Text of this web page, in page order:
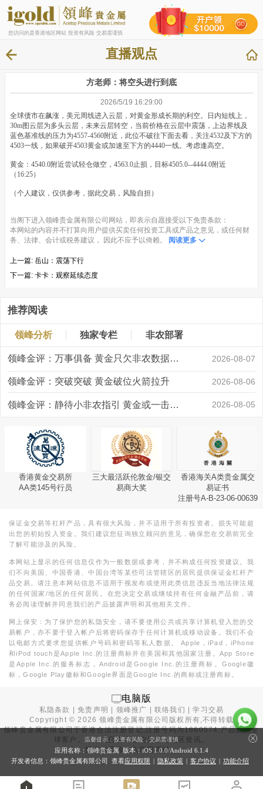
您访问的是香港地区网站 投资有风险 交易需谨慎
直播观点
方老师：将空头进行到底
2026/5/19 16:29:00
全球债市在飙涨，美元周线进入云层，对黄金形成长期的利空。日内短线上，
30m图云层为多头云层，未来云层转空，当前价格在云层中震荡，上边界线及
蓝色基准线的压力为4557-4560附近，此位不破往下面去看，关注4532及下方的
4503一线，如果破开4503黄金或加速至下方的4440一线。考虑逢高空。
黄金：4540.0附近尝试轻仓做空，4563.0止损，目标4505.0--4444.0附近
（16:25）
（个人建议，仅供参考，据此交易，风险自担）
当阁下进入领峰贵金属有限公司网站，即表示自愿接受以下免责条款：
本网站的内容并不打算向用户提供买卖任何投资工具或产品之意见，或任何财
务、法律、会计或税务建议， 因此不应予以倚赖。
阅读更多
上一篇: 岳山：震荡下行
下一篇: 卡卡：观察延续态度
推荐阅读
领峰分析 独家专栏 非农部署
领峰金评：万事俱备 黄金只欠非农数据“东风” 2026-08-07
领峰金评：突破突破 黄金破位火箭拉升 2026-08-06
领峰金评：静待小非农指引 黄金或一击破局 2026-08-05
香港黄金交易所
AA类145号行员
三大最活跃伦敦金/银交
易商大奖
香港海关A类贵金属交
易证书
注册号A-B-23-06-00639
保证金交易等杠杆产品，具有很大风险，并不适用于所有投资者。损失可能超
出您的初始投入资金。我们建议您征询独立顾问的意见，确保您在交易前完全
了解可能涉及的风险。
本网站上显示的任何信息仅作为一般数据或参考，并不构成任何投资建议。我
们不向美国、中国香港、中国台湾等某些司法管辖区的居民提供保证金杠杆产
品交易。请注意本网站信息不适用于视发布或使用此类信息违反当地法律法规
的任何国家/地区的任何居民。在您决定交易或继续持有任何金融产品前，请
务必阅读理解并同意我们的产品披露声明和其他相关文件。
网上保安：为了保护您的私隐安全，请不要使用公共或共享计算机登入您的交
易帐户，亦不要于登入帐户后将密码保存于任何计算机或移动设备。我们不会
以电邮方式要求您提供帐户号码和密码等私人数据。 Apple，iPad，iPhone
和iPod touch是Apple Inc.的注册商标并在美国和其他国家注册。App Store
是Apple Inc.的服务标志，Android是Google Inc.的注册商标。Google徽
标，Google Play徽标和Google界面是Google Inc.的商标或注册商标。
电脑版
私隐条款 |免责声明 领峰推广 |联络我们 |学习交易
Copyright ©2026 领峰贵金属有限公司版权所有,不得转载
领峰贵金属有限公司于香港合法注册登记,注册号码为1660574,产品面向全
球客户。本站内所有内容均为香港地区资讯。
投资有风险，入市需谨慎。
温馨提示：投资有风险，交易需谨慎
应用名称：领峰贵金属 版本：iOS 1.0.0/Android 6.1.4
开发者信息：领峰贵金属有限公司 查看应用权限 | 隐私政策 | 客户协议 | 功能介绍